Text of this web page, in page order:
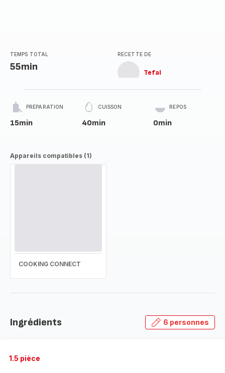
TEMPS TOTAL
55min
RECETTE DE
Tefal
PRÉPARATION
15min
CUISSON
40min
REPOS
0min
Appareils compatibles (1)
COOKING CONNECT
Ingrédients 6 personnes
1.5 pièce